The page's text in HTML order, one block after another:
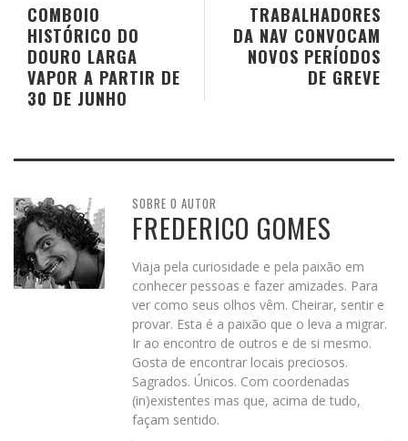
TRABALHADORES
DA NAV CONVOCAM
NOVOS PERÍODOS
DE GREVE
COMBOIO
HISTÓRICO DO
DOURO LARGA
VAPOR A PARTIR DE
30 DE JUNHO
SOBRE O AUTOR
FREDERICO GOMES
Viaja pela curiosidade e pela paixão em
conhecer pessoas e fazer amizades. Para
ver como seus olhos vêm. Cheirar, sentir e
provar. Esta é a paixão que o leva a migrar.
Ir ao encontro de outros e de si mesmo.
Gosta de encontrar locais preciosos.
Sagrados. Únicos. Com coordenadas
(in)existentes mas que, acima de tudo,
façam sentido.